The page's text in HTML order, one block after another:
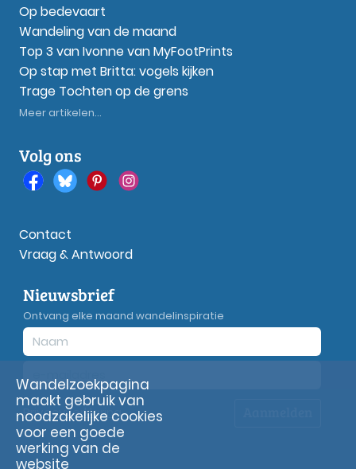
Op bedevaart
Wandeling van de maand
Top 3 van Ivonne van MyFootPrints
Op stap met Britta: vogels kijken
Trage Tochten op de grens
Meer artikelen...
Volg ons
Contact
Vraag & Antwoord
Nieuwsbrief
Ontvang elke maand wandelinspiratie
Privacyverklaring
Wandelzoekpagina
maakt gebruik van
noodzakelijke cookies
voor een goede
werking van de
website